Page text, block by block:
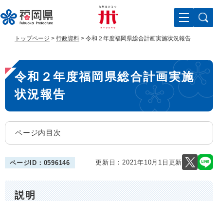
ー
ジ
で
す
ニ
ュ
ば
し
文
トップページ > 行政資料 > 令和２年度福岡県総合計画実施状況報告
本
文
令和２年度福岡県総合計画実施
状況報告
ページ内目次
ページID：0596146 更新日：2021年10月1日更新
説明